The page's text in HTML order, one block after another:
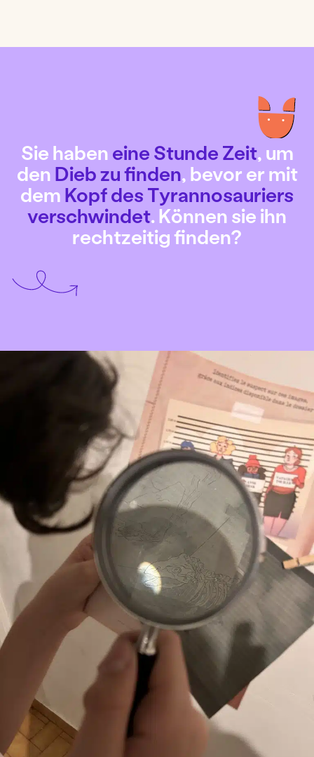
Sie habeneine Stunde Zeit, um
denDieb zu finden, bevor er mit
demKopf des Tyrannosauriers
verschwindet. Können sie ihn
rechtzeitig finden?